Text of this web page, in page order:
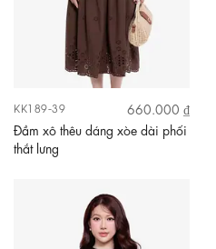
KK189-39
660.000 ₫
Đầm xô thêu dáng xòe dài phối
thắt lưng